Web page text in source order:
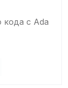
кода с Ada